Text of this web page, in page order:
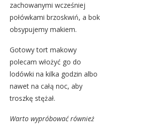
zachowanymi wcześniej
połówkami brzoskwiń, a bok
obsypujemy makiem.
Gotowy tort makowy
polecam włożyć go do
lodówki na kilka godzin albo
nawet na całą noc, aby
troszkę stężał.
Warto wypróbować również